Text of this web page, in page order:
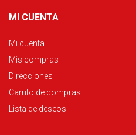
MI CUENTA
Mi cuenta
Mis compras
Direcciones
Carrito de compras
Lista de deseos